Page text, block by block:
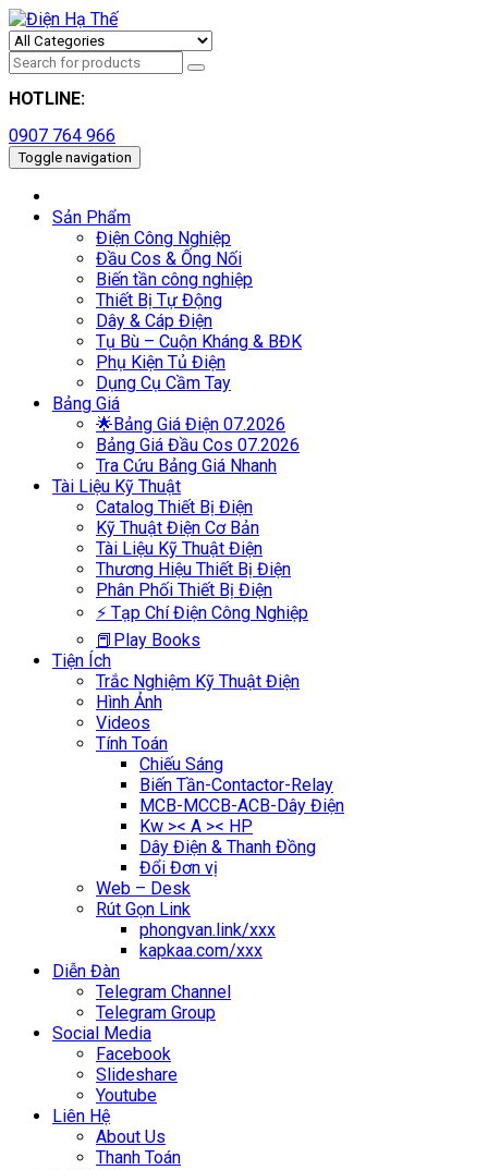
HOTLINE:
0907 764 966
Toggle navigation
Sản Phẩm
Điện Công Nghiệp
Đầu Cos & Ống Nối
Biến tần công nghiệp
Thiết Bị Tự Động
Dây & Cáp Điện
Tụ Bù – Cuộn Kháng & BĐK
Phụ Kiện Tủ Điện
Dụng Cụ Cầm Tay
Bảng Giá
🌟Bảng Giá Điện 07.2026
Bảng Giá Đầu Cos 07.2026
Tra Cứu Bảng Giá Nhanh
Tài Liệu Kỹ Thuật
Catalog Thiết Bị Điện
Kỹ Thuật Điện Cơ Bản
Tài Liệu Kỹ Thuật Điện
Thương Hiệu Thiết Bị Điện
Phân Phối Thiết Bị Điện
⚡ Tạp Chí Điện Công Nghiệp
📕Play Books
Tiện Ích
Trắc Nghiệm Kỹ Thuật Điện
Hình Ảnh
Videos
Tính Toán
Chiếu Sáng
Biến Tần-Contactor-Relay
MCB-MCCB-ACB-Dây Điện
Kw >< A >< HP
Dây Điện & Thanh Đồng
Đổi Đơn vị
Web – Desk
Rút Gọn Link
phongvan.link/xxx
kapkaa.com/xxx
Diễn Đàn
Telegram Channel
Telegram Group
Social Media
Facebook
Slideshare
Youtube
Liên Hệ
About Us
Thanh Toán